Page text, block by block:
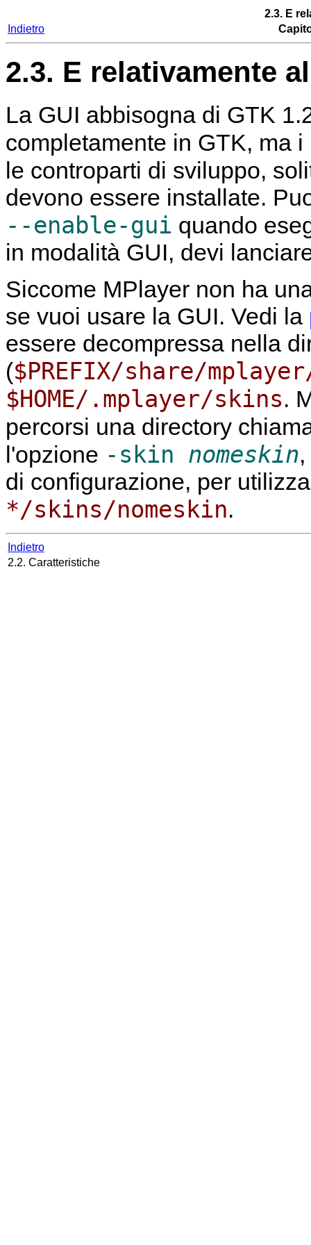
2.3. E
Indietro
2.3. E relativamente
La GUI abbisogna di GTK
completamente in GTK, ma
le controparti di sviluppo,
devono essere installate.
--enable-gui quando
in modalità GUI, devi
Siccome MPlayer non ha
se vuoi usare la GUI. Vedi la
essere decompressa nella
($PREFIX/share/
$HOME/.mplayer/skins.
percorsi una directory
l'opzione -skin nomeskin
di configurazione, per
*/skins/nomeskin.
Indietro
2.2. Caratteristiche